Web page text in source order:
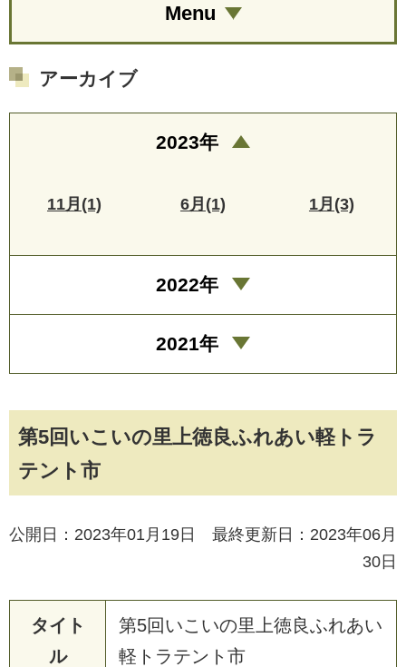
第5回いこいの里上徳良ふれあい軽トラ
テント市
公開日：2023年01月19日 最終更新日：2023年06月
30日
タイト
ル
第5回いこ いの里 上徳良ふれあい
軽 ト ラテン ト 市
Menu
アーカイブ
2023年
11月(1) 6月(1) 1月(3)
2022年
2021年